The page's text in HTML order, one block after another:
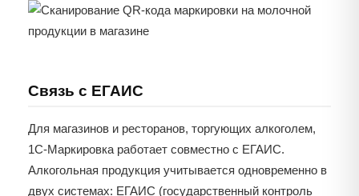
Связь с ЕГАИС
Для магазинов и ресторанов, торгующих алкоголем,
1С-Маркировка работает совместно с ЕГАИС.
Алкогольная продукция учитывается одновременно в
двух системах: ЕГАИС (государственный контроль